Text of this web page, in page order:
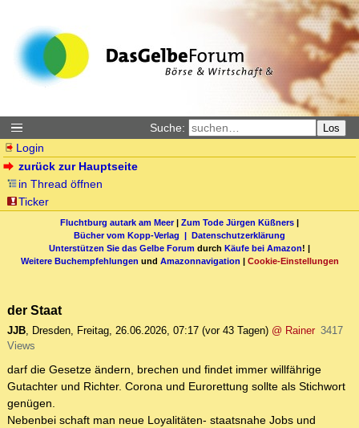
Suche: Los
Login
zurück zur Hauptseite
in Thread öffnen
Ticker
Fluchtburg autark am Meer| Zum Tode Jürgen Küßners |
Bücher vom Kopp-Verlag | Datenschutzerklärung
Unterstützen Sie das Gelbe Forum durch Käufe bei Amazon! |
Weitere Buchempfehlungen und Amazonnavigation | Cookie-Einstellungen
der Staat
JJB, Dresden, Freitag, 26.06.2026, 07:17 (vor 43 Tagen) @ Rainer 3417
Views
darf die Gesetze ändern, brechen und findet immer willfährige
Gutachter und Richter. Corona und Eurorettung sollte als Stichwort
genügen.
Nebenbei schaft man neue Loyalitäten- staatsnahe Jobs und